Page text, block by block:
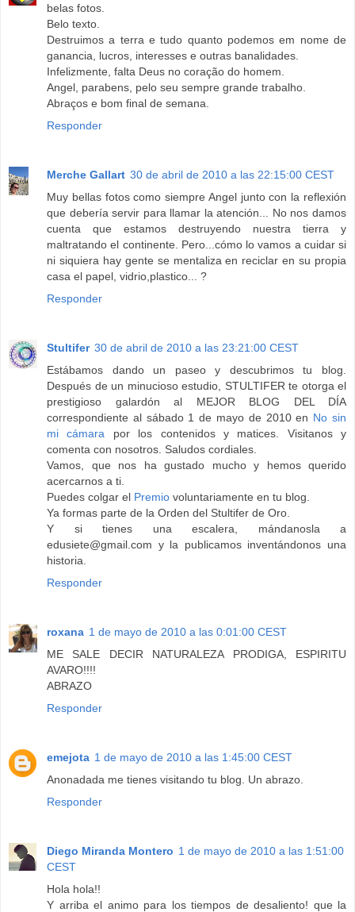
belas fotos.
Belo texto.
Destruimos a terra e tudo quanto podemos em nome de
ganancia, lucros, interesses e outras banalidades.
Infelizmente, falta Deus no coração do homem.
Angel, parabens, pelo seu sempre grande trabalho.
Abraços e bom final de semana.
Responder
Merche Gallart 30 de abril de 2010 a las 22:15:00 CEST
Muy bellas fotos como siempre Angel junto con la reflexión
que debería servir para llamar la atención... No nos damos
cuenta que estamos destruyendo nuestra tierra y
maltratando el continente. Pero...cómo lo vamos a cuidar si
ni siquiera hay gente se mentaliza en reciclar en su propia
casa el papel, vidrio,plastico... ?
Responder
Stultifer 30 de abril de 2010 a las 23:21:00 CEST
Estábamos dando un paseo y descubrimos tu blog.
Después de un minucioso estudio, STULTIFER te otorga el
prestigioso galardón al MEJOR BLOG DEL DÍA
correspondiente al sábado 1 de mayo de 2010 en No sin
mi cámara por los contenidos y matices. Visitanos y
comenta con nosotros. Saludos cordiales.
Vamos, que nos ha gustado mucho y hemos querido
acercarnos a ti.
Puedes colgar el Premio voluntariamente en tu blog.
Ya formas parte de la Orden del Stultifer de Oro.
Y si tienes una escalera, mándanosla a
edusiete@gmail.com y la publicamos inventándonos una
historia.
Responder
roxana 1 de mayo de 2010 a las 0:01:00 CEST
ME SALE DECIR NATURALEZA PRODIGA, ESPIRITU
AVARO!!!!
ABRAZO
Responder
emejota 1 de mayo de 2010 a las 1:45:00 CEST
Anonadada me tienes visitando tu blog. Un abrazo.
Responder
Diego Miranda Montero 1 de mayo de 2010 a las 1:51:00
CEST
Hola hola!!
Y arriba el animo para los tiempos de desaliento! que la